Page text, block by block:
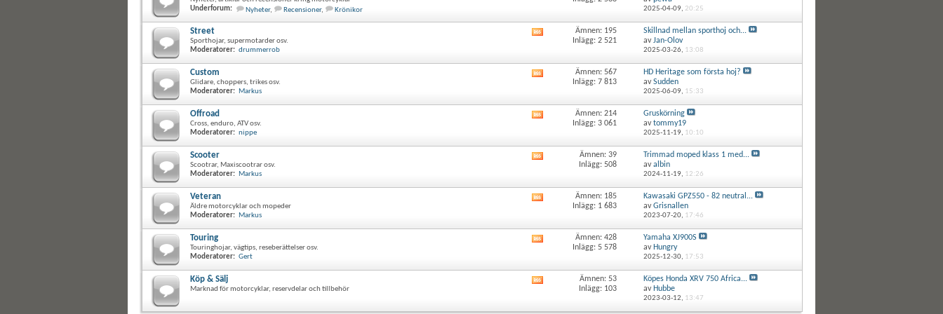
Underforum:
Nyheter, Recensioner, Krönikor
forumets
2025-04-09, 20:25
Street
Sporthojar, supermotarder osv.
Moderatorer: drummerrob
forumets
Ämnen: 195
Inlägg: 2 521
Skillnad mellan sporthoj och...
avJan-Olov
2025-03-26, 13:08
Custom
Glidare, choppers, trikes osv.
Moderatorer: Markus
forumets
Ämnen: 567
Inlägg: 7 813
HD Heritage som första hoj?
avSudden
2025-06-09, 15:33
Offroad
Cross, enduro, ATV osv.
Moderatorer: nippe
forumets
Ämnen: 214
Inlägg: 3 061
Gruskörning
avtommy19
2025-11-19, 10:10
Scooter
Scootrar, Maxiscootrar osv.
Moderatorer: Markus
forumets
Ämnen: 39
Inlägg: 508
Trimmad moped klass 1 med...
avalbin
2024-11-19, 12:26
Veteran
Äldre motorcyklar och mopeder
Moderatorer: Markus
forumets
Ämnen: 185
Inlägg: 1 683
Kawasaki GPZ550 - 82 neutral...
avGrisnallen
2023-07-20, 17:46
Touring
Touringhojar, vägtips, reseberättelser osv.
Moderatorer: Gert
forumets
Ämnen: 428
Inlägg: 5 578
Yamaha XJ900S
av Hungry
2025-12-30, 17:53
Köp & Sälj
Marknad för motorcyklar, reservdelar och tillbehör
Ämnen: 53
Inlägg: 103
Köpes Honda XRV 750 Africa...
av Hubbe
2023-03-12, 13:47